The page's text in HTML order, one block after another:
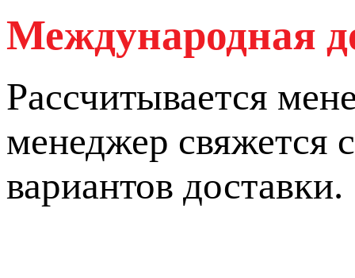
Международная
Рассчитывается
менеджер свяжется
вариантов доставки.